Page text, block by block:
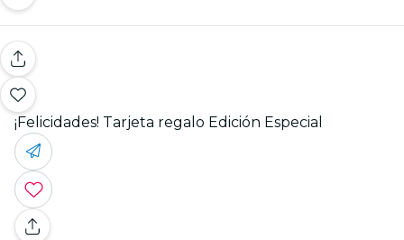
¡Felicidades! Tarjeta regalo Edición Especial